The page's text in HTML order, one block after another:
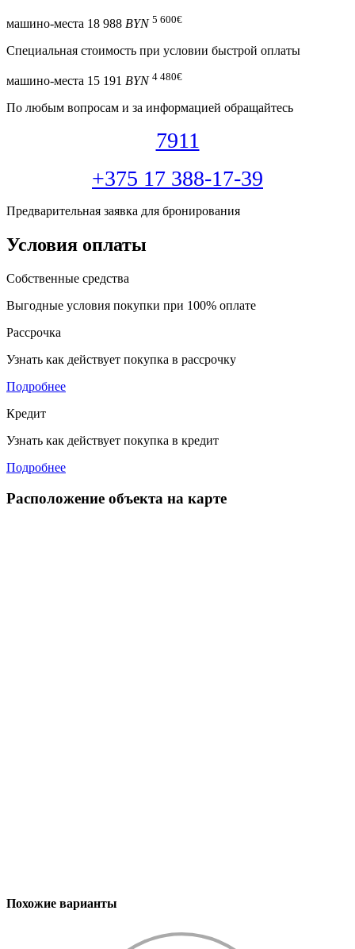
машино-места 18 988 BYN 5 600€
Специальная cтоимость при условии быстрой оплаты
машино-места 15 191 BYN 4 480€
По любым вопросам и за информацией обращайтесь
7911
+375 17 388-17-39
Предварительная заявка для бронирования
Условия оплаты
Собственные средства
Выгодные условия покупки при 100% оплате
Рассрочка
Узнать как действует покупка в рассрочку
Подробнее
Кредит
Узнать как действует покупка в кредит
Подробнее
Расположение объекта на карте
Похожие варианты